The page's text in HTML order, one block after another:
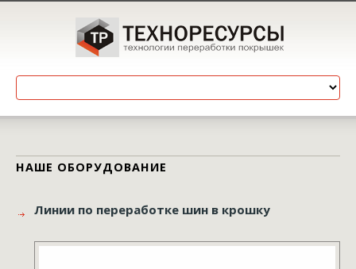
НАШЕ ОБОРУДОВАНИЕ
Линии по переработке шин в крошку